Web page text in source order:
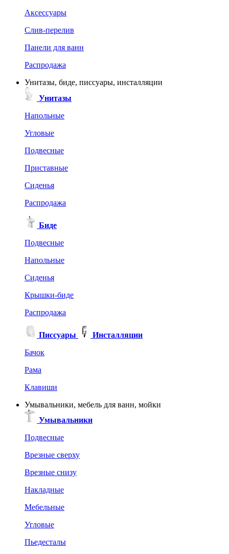
Аксессуары
Слив-перелив
Панели для ванн
Распродажа
Унитазы, биде, писсуары, инсталляции
Унитазы
Напольные
Угловые
Подвесные
Приставные
Сиденья
Распродажа
Биде
Подвесные
Напольные
Сиденья
Крышки-биде
Распродажа
Писсуары
Инсталляции
Бачок
Рама
Клавиши
Умывальники, мебель для ванн, мойки
Умывальники
Подвесные
Врезные сверху
Врезные снизу
Накладные
Мебельные
Угловые
Пьедесталы